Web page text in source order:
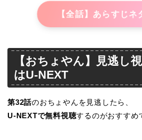
【全話】あらすじネ
【おちょやん】見逃し
はU-NEXT
第32話のおちょやんを見逃したら、
U-NEXTで無料視聴するのがおすすめ